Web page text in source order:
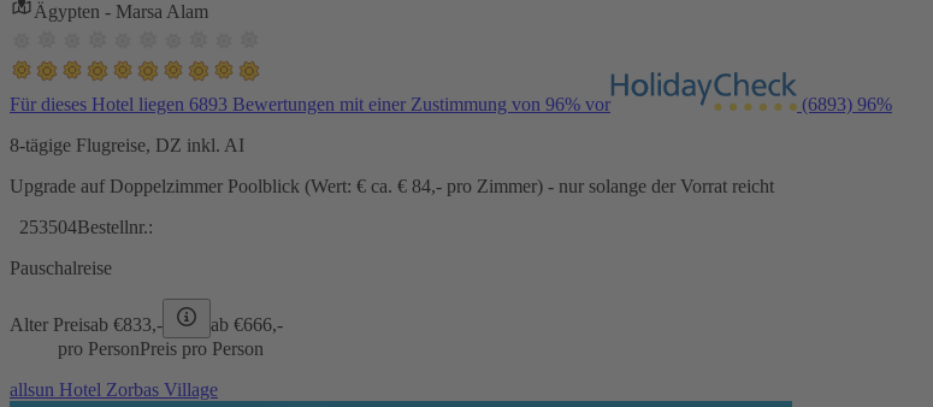
Ägypten - Marsa Alam
Für dieses Hotel liegen 6893 Bewertungen mit einer Zustimmung von 96% vor (6893) 96%
8-tägige Flugreise, DZ inkl. AI
Upgrade auf Doppelzimmer Poolblick (Wert: € ca. € 84,- pro Zimmer) - nur solange der Vorrat reicht
253504Bestellnr.:
Pauschalreise
Alter Preisab €833,- ab €666,-
pro PersonPreis pro Person
allsun Hotel Zorbas Village